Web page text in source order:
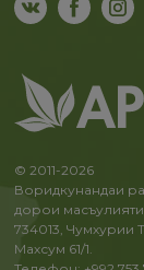
© 2011-2026
Воридкунандаи
дорои
734013, Чумхурии
Махсум 61/1.